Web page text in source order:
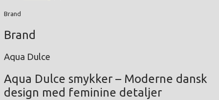
Brand
Brand
Aqua Dulce
Aqua Dulce smykker – Moderne dansk
design med feminine detaljer